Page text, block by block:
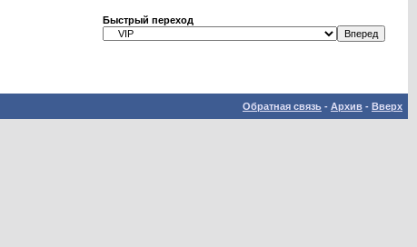
Быстрый переход
Обратная связь - Архив - Вверх